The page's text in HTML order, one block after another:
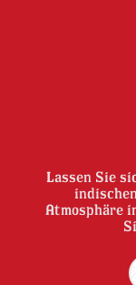
Lassen Sie
Atmosphäre